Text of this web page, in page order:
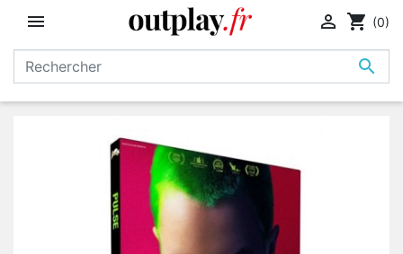


 shopping_cart (0)